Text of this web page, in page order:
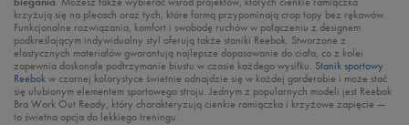
krzyżują się na plecach oraz tych, które formą przypominają crop topy bez rękawów.
Funkcjonalne rozwiązania, komfort i swobodę ruchów w połączeniu z designem
podkreślającym indywidualny styl oferują także staniki Reebok. Stworzone z
elastycznych materiałów gwarantują najlepsze dopasowanie do ciała, co z kolei
zapewnia doskonałe podtrzymanie biustu w czasie każdego wysiłku. Stanik sportowy
Reebokw czarnej kolorystyce świetnie odnajdzie się w każdej garderobie i może stać
się ulubionym elementem sportowego stroju. Jednym z popularnych modeli jest Reebok
Bra Work Out Ready, który charakteryzują cienkie ramiączka i krzyżowe zapięcie —
to świetna opcja do lekkiego treningu.